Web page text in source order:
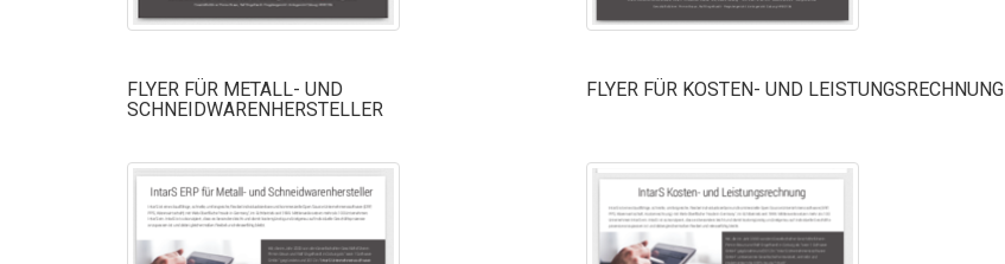
FLYER FÜR METALL- UND
SCHNEIDWARENHERSTELLER
FLYER FÜR KOSTEN- UND LEISTUNGSRECHNUNG